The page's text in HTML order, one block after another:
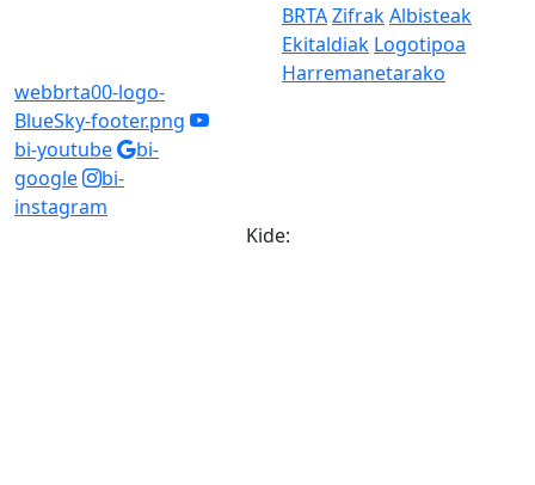
webbrta00-logo-
BlueSky-footer.png
bi-youtube
bi-
google
bi-
instagram
BRTAZifrakAlbisteak
Ekitaldiak Logotipoa
Harremanetarako
Kide: